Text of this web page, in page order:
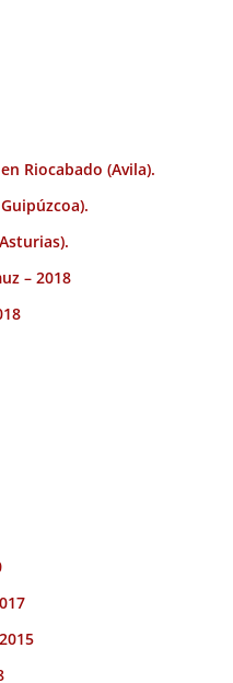
Riocabado (Avila).
– 2018